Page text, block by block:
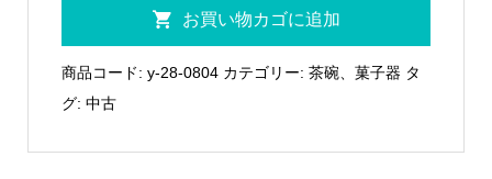
の
特
お買い物カゴに追加
商品コード: y-28-0804 カテゴリー: 茶碗、菓子器 タ
グ: 中古